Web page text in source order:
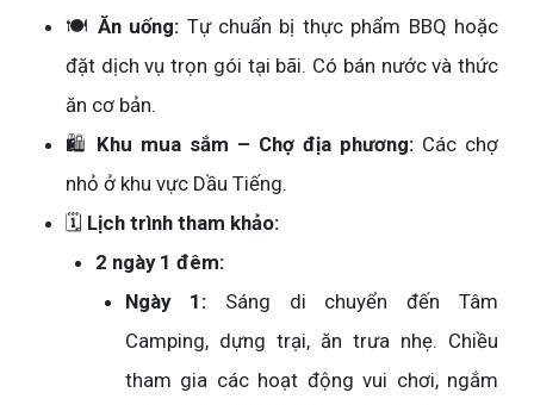
🍽️ Ăn uống: Tự chuẩn bị thực phẩm BBQ hoặc
đặt dịch vụ trọn gói tại bãi. Có bán nước và thức
ăn cơ bản.
🛍️ Khu mua sắm – Chợ địa phương: Các chợ
nhỏ ở khu vực Dầu Tiếng.
🗓️ Lịch trình tham khảo:
2 ngày 1 đêm:
Ngày 1:Sáng di chuyển đến Tâm
Camping, dựng trại, ăn trưa nhẹ. Chiều
tham gia các hoạt động vui chơi, ngắm